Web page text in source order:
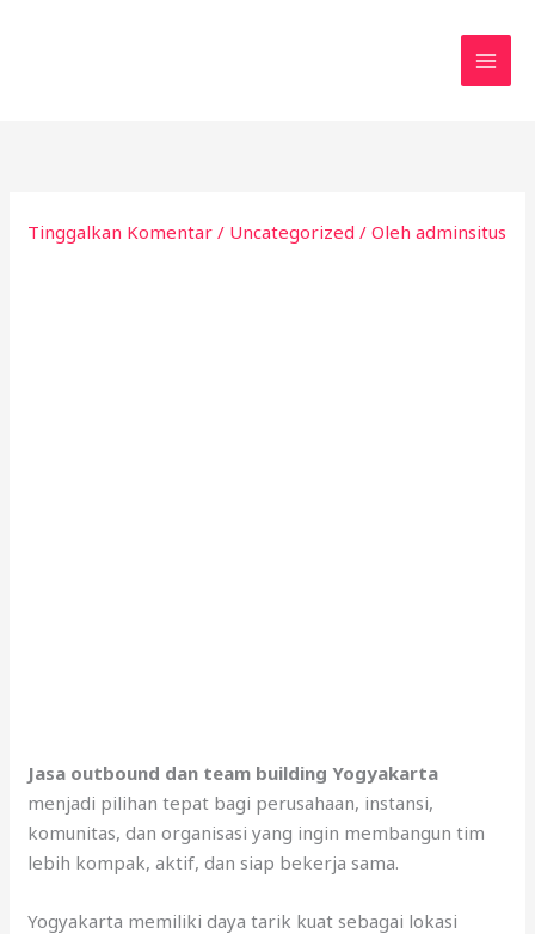
Tinggalkan Komentar / Uncategorized / Olehadminsitus
Jasa outbound dan team building Yogyakarta
menjadi pilihan tepat bagi perusahaan, instansi,
komunitas, dan organisasi yang ingin membangun tim
lebih kompak, aktif, dan siap bekerja sama.
Yogyakarta memiliki daya tarik kuat sebagai lokasi